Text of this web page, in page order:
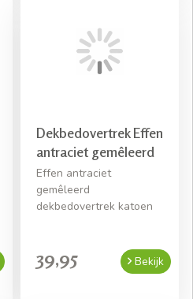
Dekbedovertrek Effen
antraciet gemêleerd
Effen antraciet
gemêleerd
dekbedovertrek katoen
39,95 Bekijk